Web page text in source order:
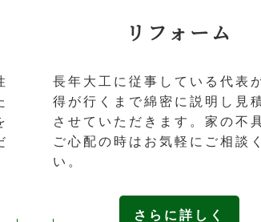
リフォーム
長年大工に従事している代表
得が行くまで綿密に説明し見
させていただきます。家の不
ご心配の時はお気軽にご相談
い。
さらに詳しく